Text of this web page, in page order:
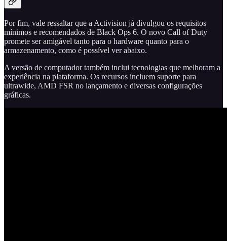
Por fim, vale ressaltar que a Activision já divulgou os requisitos
mínimos e recomendados de Black Ops 6. O novo Call of Duty
promete ser amigável tanto para o hardware quanto para o
armazenamento, como é possível ver abaixo.
A versão de computador também inclui tecnologias que melhoram a
experiência na plataforma. Os recursos incluem suporte para
ultrawide, AMD FSR no lançamento e diversas configurações
gráficas.